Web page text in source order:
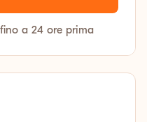
a 24 ore prima